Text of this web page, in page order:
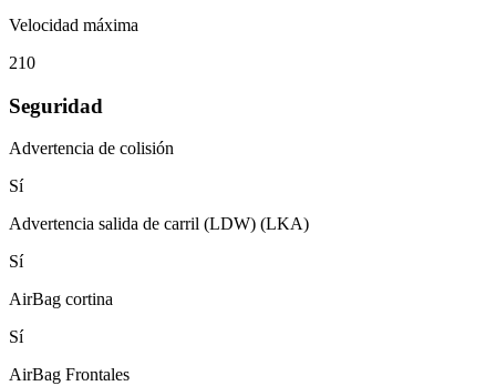
Velocidad máxima
210
Seguridad
Advertencia de colisión
Sí
Advertencia salida de carril (LDW) (LKA)
Sí
AirBag cortina
Sí
AirBag Frontales